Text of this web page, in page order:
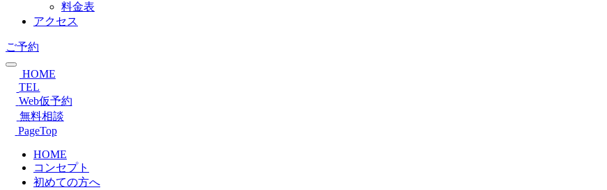
料金表
アクセス
ご予約
HOME
TEL
Web仮予約
無料相談
PageTop
HOME
コンセプト
初めての方へ